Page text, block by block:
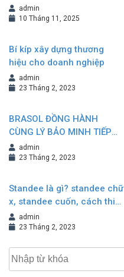
hàng hiệu quả
admin
10 Tháng 11, 2025
Bí kíp xây dựng thương
hiệu cho doanh nghiệp
admin
23 Tháng 2, 2023
BRASOL ĐỒNG HÀNH
CÙNG LÝ BẢO MINH TIẾP
NỐI VÀ KHẲNG ĐỊNH
THƯƠNG HIỆU
admin
23 Tháng 2, 2023
Standee là gì? standee chữ
x, standee cuốn, cách thiết
kế standee đẹp
admin
23 Tháng 2, 2023